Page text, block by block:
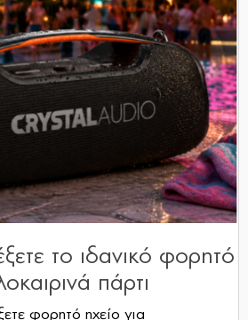
το ιδανικό φορητό
πάρτι
φορητό ηχείο για